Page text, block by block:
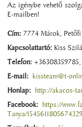
Az igénybe vehető
E-mailben!
Cím: 7774 Márok,
Kapcsolattartó: Kiss
Telefon:
E-mail: kissteam@t-
Honlap: http://akacos-
Facebook: https://
Tanya/